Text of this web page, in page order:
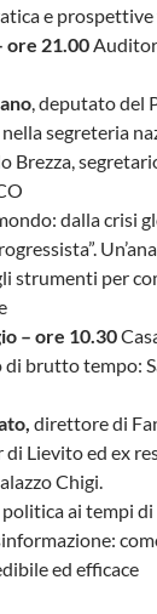
e
ore 21.00
, deputato del
segreteria
Brezza,
dalla crisi
strumenti per
– ore 10.30
di brutto tempo:
direttore di
di Lievito ed ex
Chigi.
ai tempi di
ed efficace